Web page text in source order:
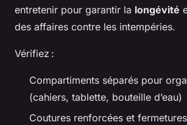
entretenir pour garantir la longévité
des affaires contre les intempéries.
Vérifiez :
Compartiments séparés pour
(cahiers, tablette, bouteille d’eau)
Coutures renforcées et